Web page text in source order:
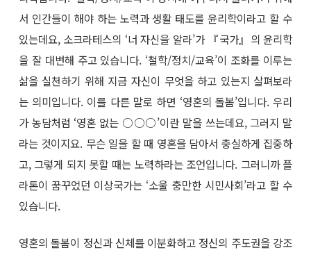
서 인간들이 해야 하는 노력과 생활 태도를 윤리학이라고 할 수
있는데요, 소크라테스의 ‘너 자신을 알라’가 『국가』의 윤리학
을 잘 대변해 주고 있습니다. ‘철학/정치/교육’이 조화를 이루는
삶을 실천하기 위해 지금 자신이 무엇을 하고 있는지 살펴보라
는 의미입니다. 이를 다른 말로 하면 ‘영혼의 돌봄’입니다. 우리
가 농담처럼 ‘영혼 없는 ○○○’이란 말을 쓰는데요, 그러지 말
라는 것이지요. 무슨 일을 할 때 영혼을 담아서 충실하게 집중하
고, 그렇게 되지 못할 때는 노력하라는 조언입니다. 그러니까 플
라톤이 꿈꾸었던 이상국가는 ‘소울 충만한 시민사회’라고 할 수
있습니다.
영혼의 돌봄이 정신과 신체를 이분화하고 정신의 주도권을 강조